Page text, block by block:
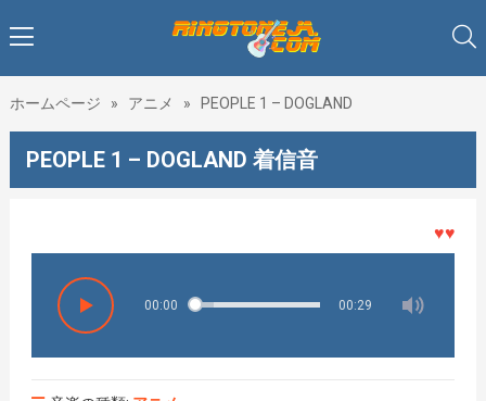
ホームページ » アニメ » PEOPLE 1 – DOGLAND
PEOPLE 1 – DOGLAND 着信音
♥♥♥着メ
00:00 00:29